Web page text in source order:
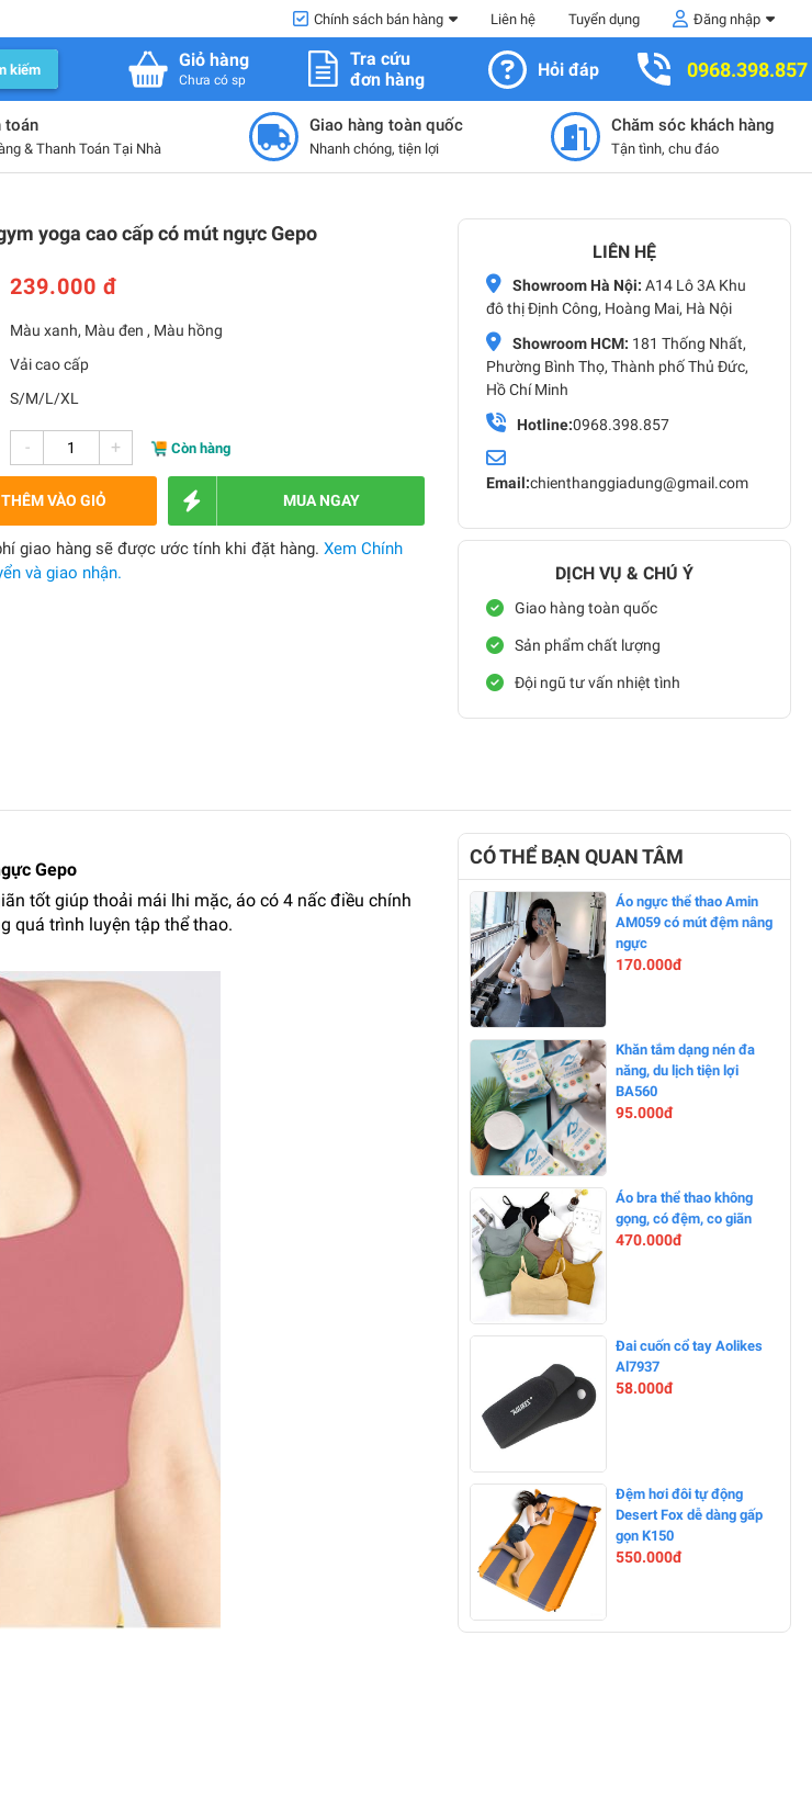
Chính sách bán hàng Liên hệ Tuyển dụng Đăng nhập
kiếm Giỏ hàng
Chưa có sp
Tra cứu
đơn hàng
Hỏi đáp 0968.398.857
toán
& Thanh Toán Tại Nhà
Giao hàng toàn quốc
Nhanh chóng, tiện lợi
Chăm sóc khách hàng
Tận tình, chu đáo
yoga cao cấp có mút ngực Gepo
239.000 đ
Màu xanh, Màu đen , Màu hồng
Vải cao cấp
S/M/L/XL
- + Còn hàng
THÊM VÀO GIỎ MUA NGAY
giao hàng sẽ được ước tính khi đặt hàng.Xem Chính
và giao nhận.
LIÊN HỆ
Showroom Hà Nội: A14 Lô 3A Khu
đô thị Định Công, Hoàng Mai, Hà Nội
Showroom HCM: 181 Thống Nhất,
Phường Bình Thọ, Thành phố Thủ Đức,
Hồ Chí Minh
Hotline:0968.398.857
Email:chienthanggiadung@gmail.com
DỊCH VỤ & CHÚ Ý
Giao hàng toàn quốc
Sản phẩm chất lượng
Đội ngũ tư vấn nhiệt tình
Gepo
tốt giúp thoải mái lhi mặc, áo có 4 nấc điều chính
quá trình luyện tập thể thao.
CÓ THỂ BẠN QUAN TÂM
-0%
Áo ngực thể thao Amin
AM059 có mút đệm nâng
ngực
170.000đ
-0%
Khăn tắm dạng nén đa
năng, du lịch tiện lợi
BA560
95.000đ
--900%
Áo bra thể thao không
gọng, có đệm, co giãn
470.000đ
-0%
Đai cuốn cổ tay Aolikes
Al7937
58.000đ
-0%
Đệm hơi đôi tự động
Desert Fox dễ dàng gấp
gọn K150
550.000đ